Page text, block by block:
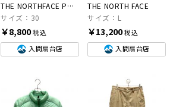
THE NORTHFACE PURPLELABEL
サイズ：30
￥8,800税込
入間扇台店
THE NORTH FACE
サイズ：L
￥13,200税込
入間扇台店